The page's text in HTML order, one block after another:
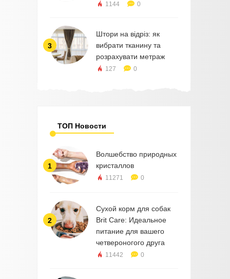
1144 0
3
Штори на відріз: як
вибрати тканину та
розрахувати метраж
127 0
ТОП Новости
1
Волшебство природных
кристаллов
11271 0
2
Сухой корм для собак
Brit Care: Идеальное
питание для вашего
четвероногого друга
11442 0